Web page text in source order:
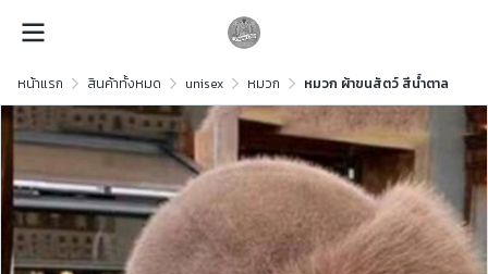
หน้าแรก สินค้าทั้งหมด unisex หมวก หมวก ผ้าขนสัตว์ สีน้ำตาล